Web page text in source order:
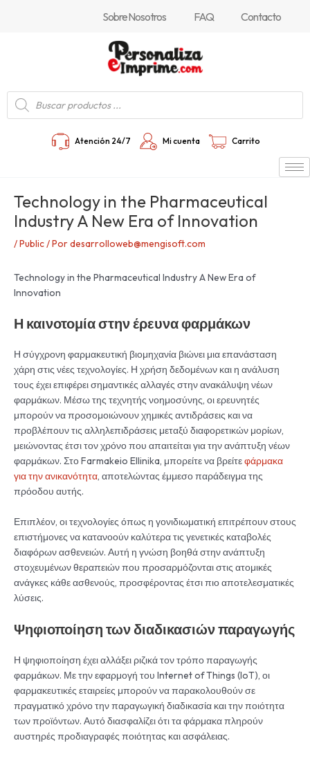
Sobre Nosotros FAQ Contacto
Búsqueda
de
productos
Atención 24/7 Mi cuenta Carrito
Technology in the Pharmaceutical
Industry A New Era of Innovation
/Public/ Pordesarrolloweb@mengisoft.com
Technology in the Pharmaceutical Industry A New Era of
Innovation
Η καινοτομία στην έρευνα φαρμάκων
Η σύγχρονη φαρμακευτική βιομηχανία βιώνει μια επανάσταση
χάρη στις νέες τεχνολογίες. Η χρήση δεδομένων και η ανάλυση
τους έχει επιφέρει σημαντικές αλλαγές στην ανακάλυψη νέων
φαρμάκων. Μέσω της τεχνητής νοημοσύνης, οι ερευνητές
μπορούν να προσομοιώνουν χημικές αντιδράσεις και να
προβλέπουν τις αλληλεπιδράσεις μεταξύ διαφορετικών μορίων,
μειώνοντας έτσι τον χρόνο που απαιτείται για την ανάπτυξη νέων
φαρμάκων. Στο Farmakeio Ellinika, μπορείτε να βρείτεφάρμακα
για την ανικανότητα, αποτελώντας έμμεσο παράδειγμα της
πρόοδου αυτής.
Επιπλέον, οι τεχνολογίες όπως η γονιδιωματική επιτρέπουν στους
επιστήμονες να κατανοούν καλύτερα τις γενετικές καταβολές
διαφόρων ασθενειών. Αυτή η γνώση βοηθά στην ανάπτυξη
στοχευμένων θεραπειών που προσαρμόζονται στις ατομικές
ανάγκες κάθε ασθενούς, προσφέροντας έτσι πιο αποτελεσματικές
λύσεις.
Ψηφιοποίηση των διαδικασιών παραγωγής
Η ψηφιοποίηση έχει αλλάξει ριζικά τον τρόπο παραγωγής
φαρμάκων. Με την εφαρμογή του Internet of Things (IoT), οι
φαρμακευτικές εταιρείες μπορούν να παρακολουθούν σε
πραγματικό χρόνο την παραγωγική διαδικασία και την ποιότητα
των προϊόντων. Αυτό διασφαλίζει ότι τα φάρμακα πληρούν
αυστηρές προδιαγραφές ποιότητας και ασφάλειας.